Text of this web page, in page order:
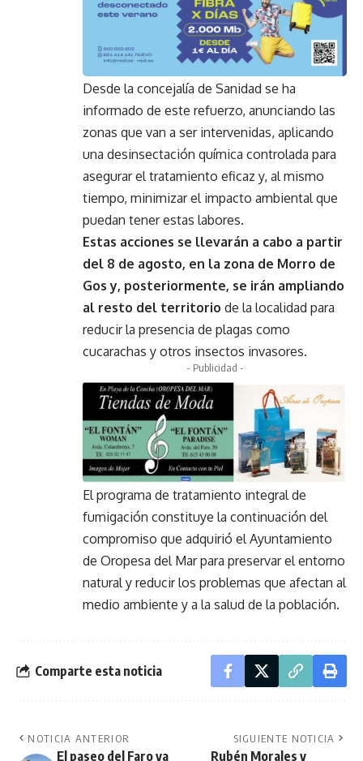
Desde la concejalía de Sanidad se ha
informado de este refuerzo, anunciando las
zonas que van a ser intervenidas, aplicando
una desinsectación química controlada para
asegurar el tratamiento eficaz y, al mismo
tiempo, minimizar el impacto ambiental que
puedan tener estas labores.
Estas acciones se llevarán a cabo a partir
del 8 de agosto, en la zona de Morro de
Gos y, posteriormente, se irán ampliando
al resto del territorio de la localidad para
reducir la presencia de plagas como
cucarachas y otros insectos invasores.
- Publicidad -
El programa de tratamiento integral de
fumigación constituye la continuación del
compromiso que adquirió el Ayuntamiento
de Oropesa del Mar para preservar el entorno
natural y reducir los problemas que afectan al
medio ambiente y a la salud de la población.
Comparte esta noticia
NOTICIA ANTERIOR
El paseo del Faro ya
SIGUIENTE NOTICIA
Rubén Morales y